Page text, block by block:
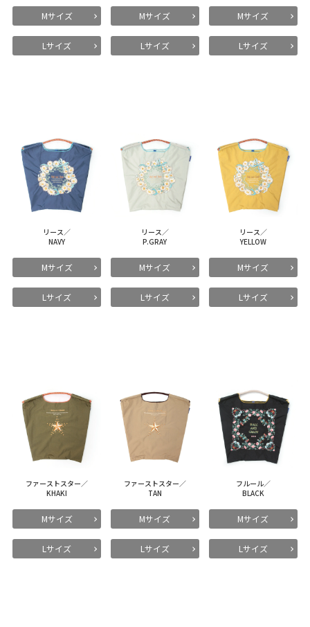
Mサイズ
Lサイズ
Mサイズ
Lサイズ
Mサイズ
Lサイズ
リース／
NAVY
Mサイズ
Lサイズ
リース／
P.GRAY
Mサイズ
Lサイズ
リース／
YELLOW
Mサイズ
Lサイズ
ファーストスター／
KHAKI
Mサイズ
Lサイズ
ファーストスター／
TAN
Mサイズ
Lサイズ
フルール／
BLACK
Mサイズ
Lサイズ